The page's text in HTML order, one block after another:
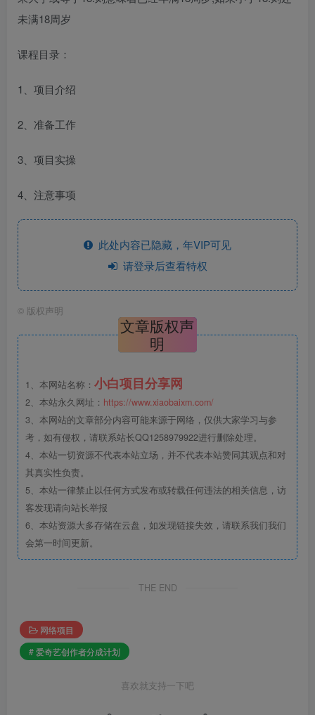
未满18周岁
课程目录：
1、项目介绍
2、准备工作
3、项目实操
4、注意事项
此处内容已隐藏，年VIP可见
请登录后查看特权
© 版权声明
文章版权声
明
1、本网站名称： 小白项目分享网
2、本站永久网址： https://www.xiaobaixm.com/
3、本网站的文章部分内容可能来源于网络，仅供大家学习与参
考，如有侵权，请联系站长QQ1258979922进行删除处理。
4、本站一切资源不代表本站立场，并不代表本站赞同其观点和对
其真实性负责。
5、本站一律禁止以任何方式发布或转载任何违法的相关信息，访
客发现请向站长举报
6、本站资源大多存储在云盘，如发现链接失效，请联系我们我们
会第一时间更新。
THE END
网络项目
# 爱奇艺创作者分成计划
喜欢就支持一下吧